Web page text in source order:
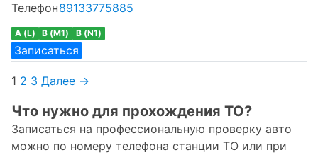
Телефон89133775885
A (L) B (M1) B (N1)
Записаться
1 2 3 Далее →
Что нужно для прохождения ТО?
Записаться на профессиональную проверку авто
можно по номеру телефона станции ТО или при